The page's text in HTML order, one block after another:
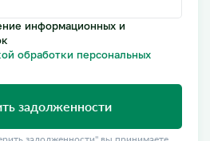
информационных и
обработки персональных
задолженности